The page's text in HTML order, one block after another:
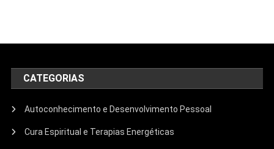
CATEGORIAS
Autoconhecimento e Desenvolvimento Pessoal
Cura Espiritual e Terapias Energéticas